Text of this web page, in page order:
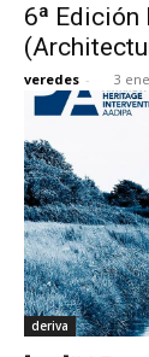
6ª Edición
veredes - 3
deriva